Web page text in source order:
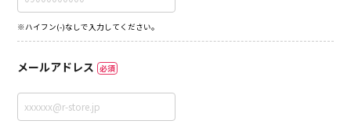
※ハイフン(-)なしで入力してください。
メールアドレス 必須